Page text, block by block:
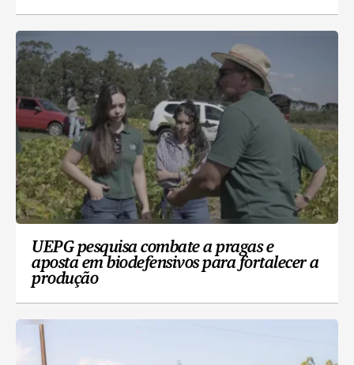
UEPG pesquisa combate a pragas e
aposta em biodefensivos para fortalecer a
produção